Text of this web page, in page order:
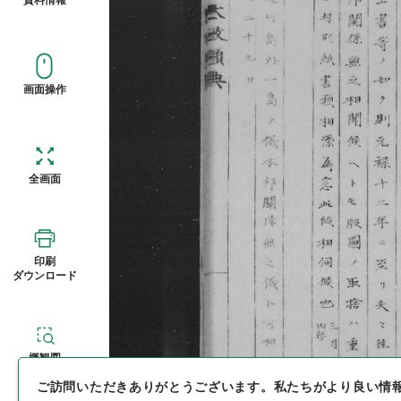
画面操作
全画面
印刷
ダウンロード
概観図
ご訪問いただきありがとうございます。 私たちがより良い情